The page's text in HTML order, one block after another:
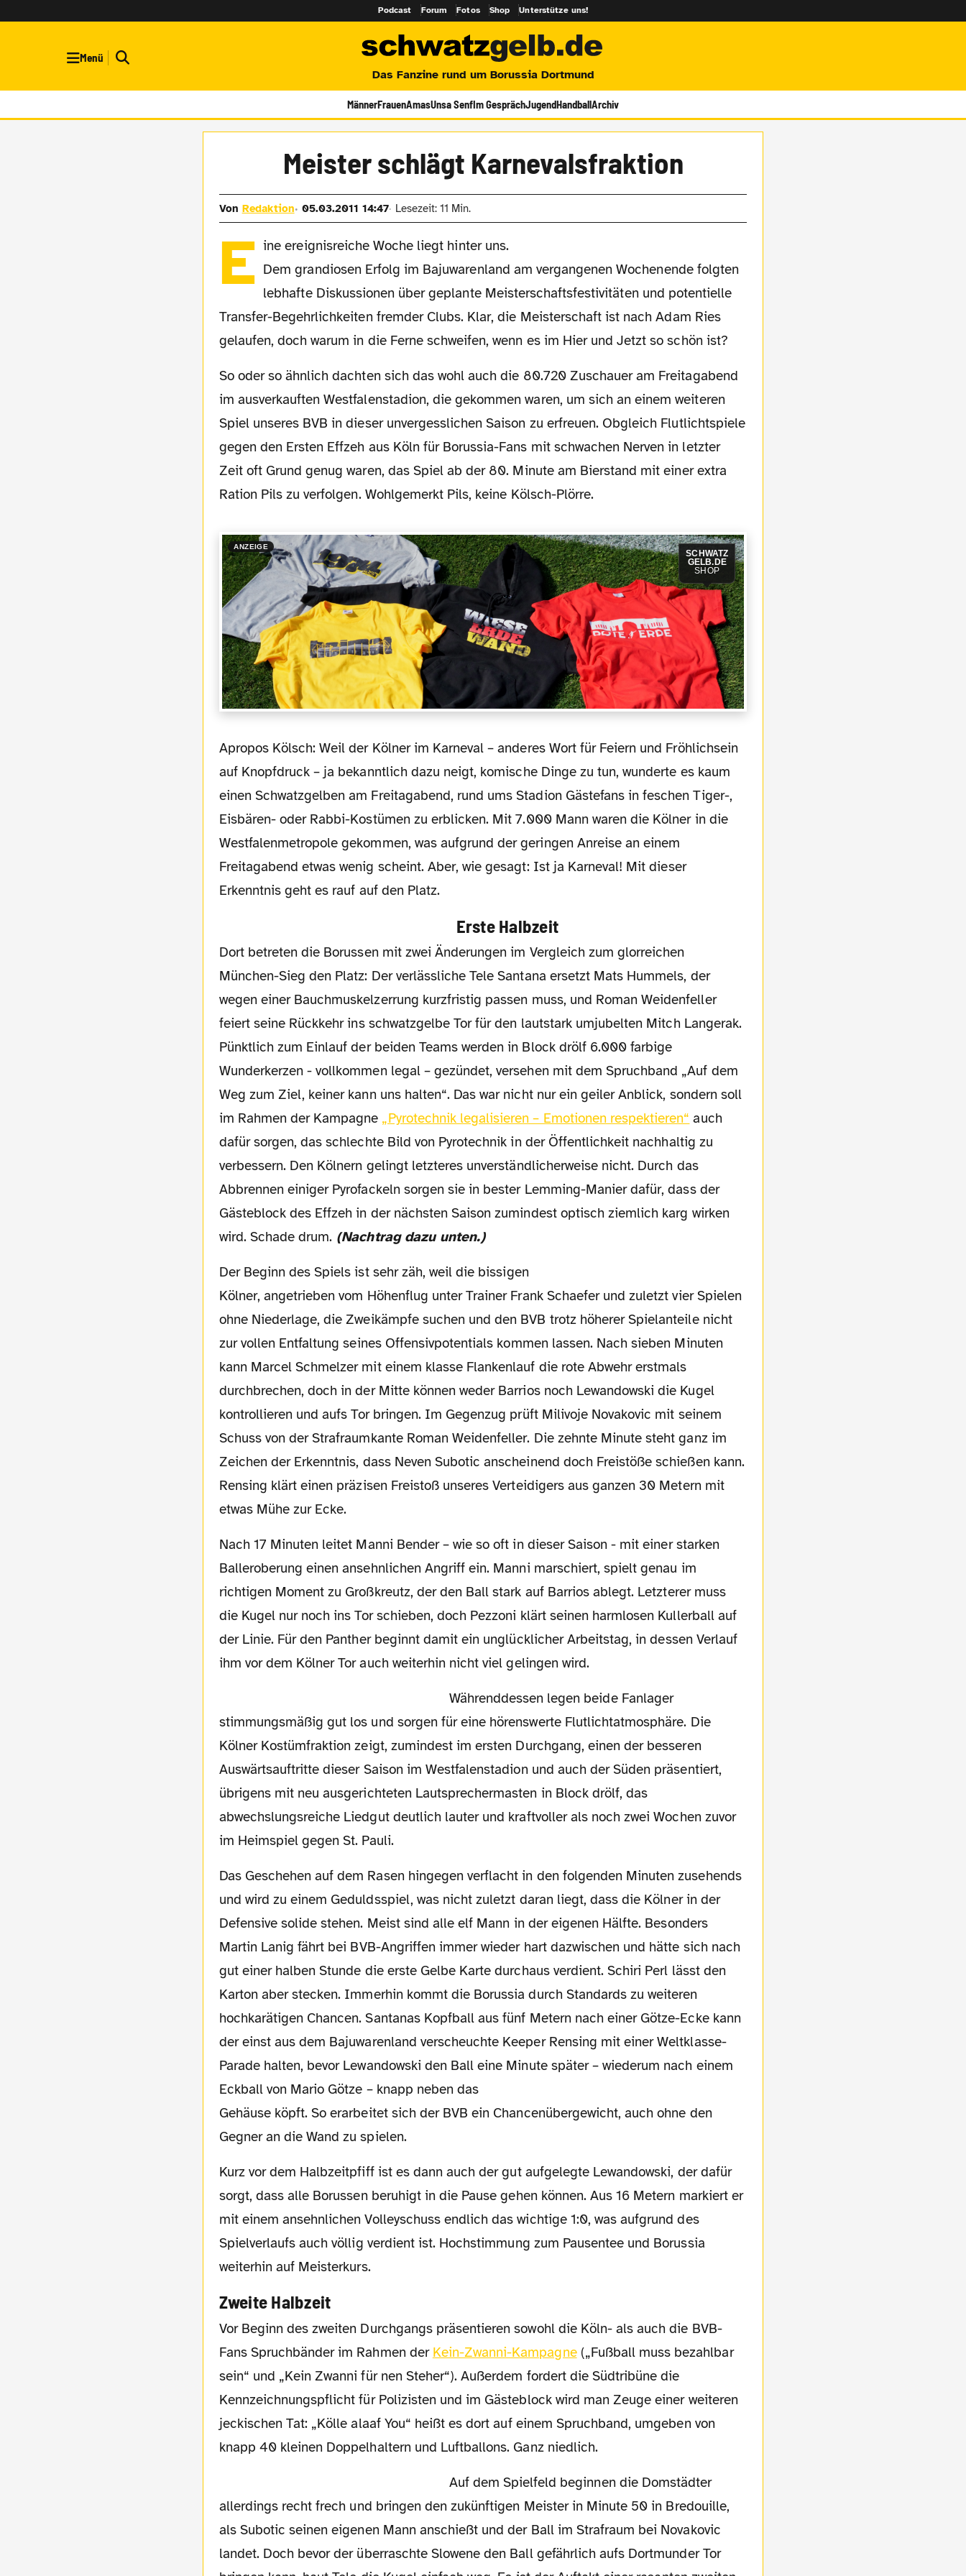
Podcast Forum Fotos Shop Unterstütze uns!
Menü
Das Fanzine rund um Borussia Dortmund
MännerFrauenAmasUnsa SenfIm GesprächJugendHandballArchiv
Meister schlägt Karnevalsfraktion
Von Redaktion 05.03.2011 14:47 Lesezeit: 11 Min.
E ine ereignisreiche Woche liegt hinter uns.
Dem grandiosen Erfolg im Bajuwarenland am vergangenen Wochenende folgten
lebhafte Diskussionen über geplante Meisterschaftsfestivitäten und potentielle
Transfer-Begehrlichkeiten fremder Clubs. Klar, die Meisterschaft ist nach Adam Ries
gelaufen, doch warum in die Ferne schweifen, wenn es im Hier und Jetzt so schön ist?
So oder so ähnlich dachten sich das wohl auch die 80.720 Zuschauer am Freitagabend
im ausverkauften Westfalenstadion, die gekommen waren, um sich an einem weiteren
Spiel unseres BVB in dieser unvergesslichen Saison zu erfreuen. Obgleich Flutlichtspiele
gegen den Ersten Effzeh aus Köln für Borussia-Fans mit schwachen Nerven in letzter
Zeit oft Grund genug waren, das Spiel ab der 80. Minute am Bierstand mit einer extra
Ration Pils zu verfolgen. Wohlgemerkt Pils, keine Kölsch-Plörre.
ANZEIGE
SCHWATZ
GELB.DE
SHOP
Apropos Kölsch: Weil der Kölner im Karneval – anderes Wort für Feiern und Fröhlichsein
auf Knopfdruck – ja bekanntlich dazu neigt, komische Dinge zu tun, wunderte es kaum
einen Schwatzgelben am Freitagabend, rund ums Stadion Gästefans in feschen Tiger-,
Eisbären- oder Rabbi-Kostümen zu erblicken. Mit 7.000 Mann waren die Kölner in die
Westfalenmetropole gekommen, was aufgrund der geringen Anreise an einem
Freitagabend etwas wenig scheint. Aber, wie gesagt: Ist ja Karneval! Mit dieser
Erkenntnis geht es rauf auf den Platz.
Erste Halbzeit
Dort betreten die Borussen mit zwei Änderungen im Vergleich zum glorreichen
München-Sieg den Platz: Der verlässliche Tele Santana ersetzt Mats Hummels, der
wegen einer Bauchmuskelzerrung kurzfristig passen muss, und Roman Weidenfeller
feiert seine Rückkehr ins schwatzgelbe Tor für den lautstark umjubelten Mitch Langerak.
Pünktlich zum Einlauf der beiden Teams werden in Block drölf 6.000 farbige
Wunderkerzen - vollkommen legal – gezündet, versehen mit dem Spruchband „Auf dem
Weg zum Ziel, keiner kann uns halten“. Das war nicht nur ein geiler Anblick, sondern soll
im Rahmen der Kampagne „Pyrotechnik legalisieren – Emotionen respektieren“ auch
dafür sorgen, das schlechte Bild von Pyrotechnik in der Öffentlichkeit nachhaltig zu
verbessern. Den Kölnern gelingt letzteres unverständlicherweise nicht. Durch das
Abbrennen einiger Pyrofackeln sorgen sie in bester Lemming-Manier dafür, dass der
Gästeblock des Effzeh in der nächsten Saison zumindest optisch ziemlich karg wirken
wird. Schade drum. (Nachtrag dazu unten.)
Der Beginn des Spiels ist sehr zäh, weil die bissigen
Kölner, angetrieben vom Höhenflug unter Trainer Frank Schaefer und zuletzt vier Spielen
ohne Niederlage, die Zweikämpfe suchen und den BVB trotz höherer Spielanteile nicht
zur vollen Entfaltung seines Offensivpotentials kommen lassen. Nach sieben Minuten
kann Marcel Schmelzer mit einem klasse Flankenlauf die rote Abwehr erstmals
durchbrechen, doch in der Mitte können weder Barrios noch Lewandowski die Kugel
kontrollieren und aufs Tor bringen. Im Gegenzug prüft Milivoje Novakovic mit seinem
Schuss von der Strafraumkante Roman Weidenfeller. Die zehnte Minute steht ganz im
Zeichen der Erkenntnis, dass Neven Subotic anscheinend doch Freistöße schießen kann.
Rensing klärt einen präzisen Freistoß unseres Verteidigers aus ganzen 30 Metern mit
etwas Mühe zur Ecke.
Nach 17 Minuten leitet Manni Bender – wie so oft in dieser Saison - mit einer starken
Balleroberung einen ansehnlichen Angriff ein. Manni marschiert, spielt genau im
richtigen Moment zu Großkreutz, der den Ball stark auf Barrios ablegt. Letzterer muss
die Kugel nur noch ins Tor schieben, doch Pezzoni klärt seinen harmlosen Kullerball auf
der Linie. Für den Panther beginnt damit ein unglücklicher Arbeitstag, in dessen Verlauf
ihm vor dem Kölner Tor auch weiterhin nicht viel gelingen wird.
Währenddessen legen beide Fanlager
stimmungsmäßig gut los und sorgen für eine hörenswerte Flutlichtatmosphäre. Die
Kölner Kostümfraktion zeigt, zumindest im ersten Durchgang, einen der besseren
Auswärtsauftritte dieser Saison im Westfalenstadion und auch der Süden präsentiert,
übrigens mit neu ausgerichteten Lautsprechermasten in Block drölf, das
abwechslungsreiche Liedgut deutlich lauter und kraftvoller als noch zwei Wochen zuvor
im Heimspiel gegen St. Pauli.
Das Geschehen auf dem Rasen hingegen verflacht in den folgenden Minuten zusehends
und wird zu einem Geduldsspiel, was nicht zuletzt daran liegt, dass die Kölner in der
Defensive solide stehen. Meist sind alle elf Mann in der eigenen Hälfte. Besonders
Martin Lanig fährt bei BVB-Angriffen immer wieder hart dazwischen und hätte sich nach
gut einer halben Stunde die erste Gelbe Karte durchaus verdient. Schiri Perl lässt den
Karton aber stecken. Immerhin kommt die Borussia durch Standards zu weiteren
hochkarätigen Chancen. Santanas Kopfball aus fünf Metern nach einer Götze-Ecke kann
der einst aus dem Bajuwarenland verscheuchte Keeper Rensing mit einer Weltklasse-
Parade halten, bevor Lewandowski den Ball eine Minute später – wiederum nach einem
Eckball von Mario Götze – knapp neben das
Gehäuse köpft. So erarbeitet sich der BVB ein Chancenübergewicht, auch ohne den
Gegner an die Wand zu spielen.
Kurz vor dem Halbzeitpfiff ist es dann auch der gut aufgelegte Lewandowski, der dafür
sorgt, dass alle Borussen beruhigt in die Pause gehen können. Aus 16 Metern markiert er
mit einem ansehnlichen Volleyschuss endlich das wichtige 1:0, was aufgrund des
Spielverlaufs auch völlig verdient ist. Hochstimmung zum Pausentee und Borussia
weiterhin auf Meisterkurs.
Zweite Halbzeit
Vor Beginn des zweiten Durchgangs präsentieren sowohl die Köln- als auch die BVB-
Fans Spruchbänder im Rahmen der Kein-Zwanni-Kampagne(„Fußball muss bezahlbar
sein“ und „Kein Zwanni für nen Steher“). Außerdem fordert die Südtribüne die
Kennzeichnungspflicht für Polizisten und im Gästeblock wird man Zeuge einer weiteren
jeckischen Tat: „Kölle alaaf You“ heißt es dort auf einem Spruchband, umgeben von
knapp 40 kleinen Doppelhaltern und Luftballons. Ganz niedlich.
Auf dem Spielfeld beginnen die Domstädter
allerdings recht frech und bringen den zukünftigen Meister in Minute 50 in Bredouille,
als Subotic seinen eigenen Mann anschießt und der Ball im Strafraum bei Novakovic
landet. Doch bevor der überraschte Slowene den Ball gefährlich aufs Dortmunder Tor